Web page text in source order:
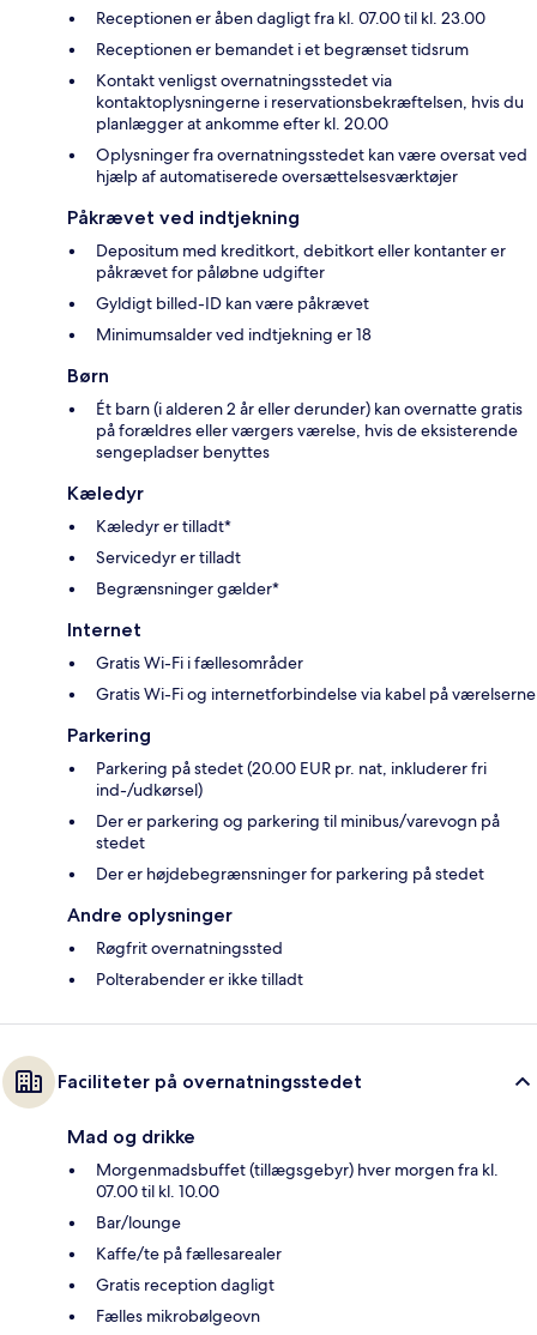
Receptionen er åben dagligt fra kl. 07.00 til kl. 23.00
Receptionen er bemandet i et begrænset tidsrum
Kontakt venligst overnatningsstedet via
kontaktoplysningerne i reservationsbekræftelsen, hvis du
planlægger at ankomme efter kl. 20.00
Oplysninger fra overnatningsstedet kan være oversat ved
hjælp af automatiserede oversættelsesværktøjer
Påkrævet ved indtjekning
Depositum med kreditkort, debitkort eller kontanter er
påkrævet for påløbne udgifter
Gyldigt billed-ID kan være påkrævet
Minimumsalder ved indtjekning er 18
Børn
Ét barn (i alderen 2 år eller derunder) kan overnatte gratis
på forældres eller værgers værelse, hvis de eksisterende
sengepladser benyttes
Kæledyr
Kæledyr er tilladt*
Servicedyr er tilladt
Begrænsninger gælder*
Internet
Gratis Wi-Fi i fællesområder
Gratis Wi-Fi og internetforbindelse via kabel på værelserne
Parkering
Parkering på stedet (20.00 EUR pr. nat, inkluderer fri
ind-/udkørsel)
Der er parkering og parkering til minibus/varevogn på
stedet
Der er højdebegrænsninger for parkering på stedet
Andre oplysninger
Røgfrit overnatningssted
Polterabender er ikke tilladt
Faciliteter på overnatningsstedet
Mad og drikke
Morgenmadsbuffet (tillægsgebyr) hver morgen fra kl.
07.00 til kl. 10.00
Bar/lounge
Kaffe/te på fællesarealer
Gratis reception dagligt
Fælles mikrobølgeovn